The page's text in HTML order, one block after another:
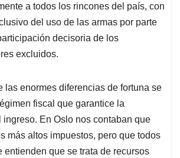
a todos los rincones del país, con
del uso de las armas por parte
decisoria de los
excluidos.
las enormes diferencias de fortuna se
fiscal que garantice la
ingreso. En Oslo nos contaban que
más altos impuestos, pero que todos
entienden que se trata de recursos